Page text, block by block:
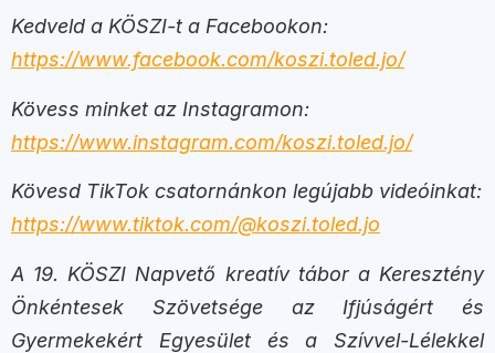
Kedveld a KÖSZI-t a Facebookon:
https://www.facebook.com/koszi.toled.jo/
Kövess minket az Instagramon:
https://www.instagram.com/koszi.toled.jo/
Kövesd TikTok csatornánkon legújabb videóinkat:
https://www.tiktok.com/@koszi.toled.jo
A 19. KÖSZI Napvető kreatív tábor a Keresztény
Önkéntesek Szövetsége az Ifjúságért és
Gyermekekért Egyesület és a Szívvel-Lélekkel